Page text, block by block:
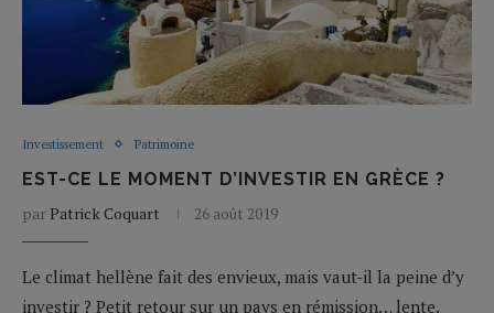
Investissement Patrimoine
EST-CE LE MOMENT D’INVESTIR EN GRÈCE ?
par Patrick Coquart 26 août 2019
Le climat hellène fait des envieux, mais vaut-il la peine d’y
investir ? Petit retour sur un pays en rémission… lente.